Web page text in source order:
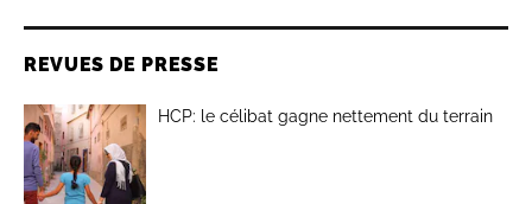
REVUES DE PRESSE
HCP: le célibat gagne nettement du terrain